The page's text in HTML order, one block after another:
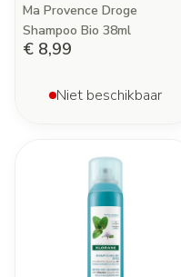
Ma Provence Droge
Shampoo Bio 38ml
€ 8,99
Niet beschikbaar